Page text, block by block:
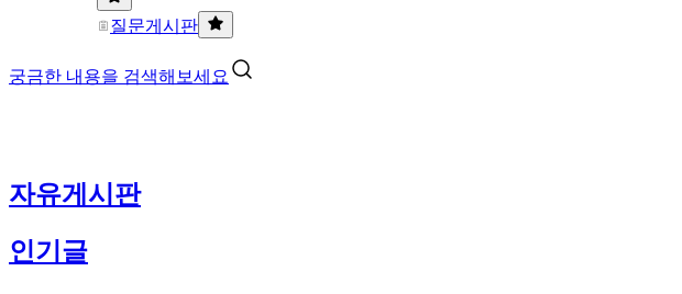
질문게시판
궁금한 내용을 검색해보세요
자유게시판
인기글